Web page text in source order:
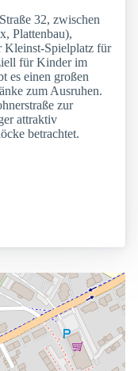
32, zwischen
Plattenbau),
Kleinst-Spielplatz für
für Kinder im
es einen großen
zum Ausruhen.
zur
attraktiv
betrachtet.